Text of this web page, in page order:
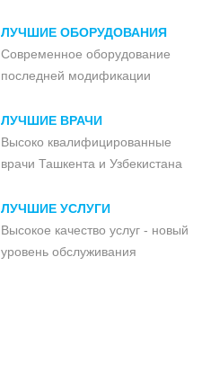
ЛУЧШИЕ ОБОРУДОВАНИЯ
Современное оборудование
последней модификации
ЛУЧШИЕ ВРАЧИ
Высоко квалифицированные
врачи Ташкента и Узбекистана
ЛУЧШИЕ УСЛУГИ
Высокое качество услуг - новый
уровень обслуживания